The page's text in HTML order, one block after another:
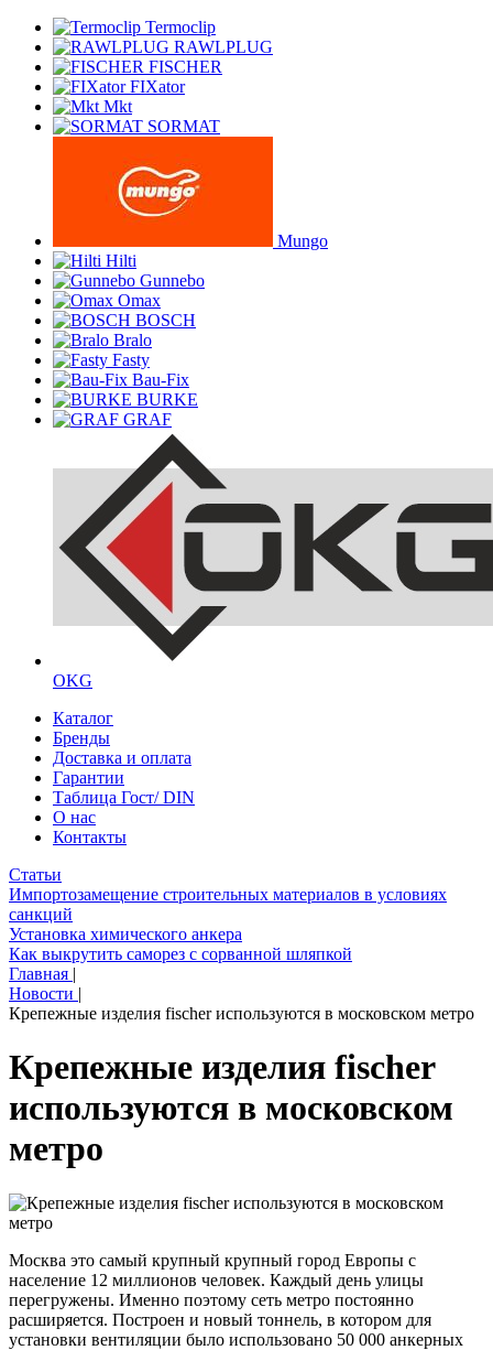
Termoclip
RAWLPLUG
FISCHER
FIXator
Mkt
SORMAT
Mungo
Hilti
Gunnebo
Omax
BOSCH
Bralo
Fasty
Bau-Fix
BURKE
GRAF
OKG
Каталог
Бренды
Доставка и оплата
Гарантии
Таблица Гост/ DIN
О нас
Контакты
Статьи
Импортозамещение строительных материалов в условиях
санкций
Установка химического анкера
Как выкрутить саморез с сорванной шляпкой
Главная |
Новости |
Крепежные изделия fischer используются в московском метро
Крепежные изделия fischer
используются в московском
метро
Москва это самый крупный крупный город Европы с
население 12 миллионов человек. Каждый день улицы
перегружены. Именно поэтому сеть метро постоянно
расширяется. Построен и новый тоннель, в котором для
установки вентиляции было использовано 50 000 анкерных